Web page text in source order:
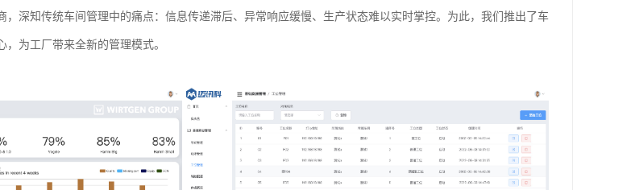
，深知传统车间管理中的痛点：信息传递滞后、异常响应缓慢、生产状态难以实时掌控。为此，我们推出了车
为工厂带来全新的管理模式。